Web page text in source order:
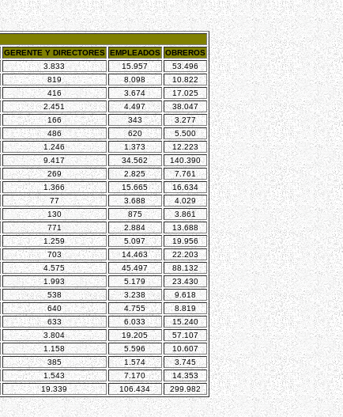
GERENTE Y DIRECTORES EMPLEADOS OBREROS
3.833 15.957
53.496
819 8.098
10.822
416 3.674
17.025
2.451 4.497
38.047
166 343
3.277
486 620
5.500
1.246 1.373
12.223
9.417 34.562
140.390
269 2.825
7.761
1.366 15.665
16.634
77 3.688
4.029
130 875
3.861
771 2.884
13.688
1.259 5.097
19.956
703 14.463
22.203
4.575 45.497
88.132
1.993 5.179
23.430
538 3.238
9.618
640 4.755
8.819
633 6.033
15.240
3.804 19.205
57.107
1.158 5.596
10.607
385 1.574
3.745
1.543 7.170
14.353
19.339 106.434 299.982